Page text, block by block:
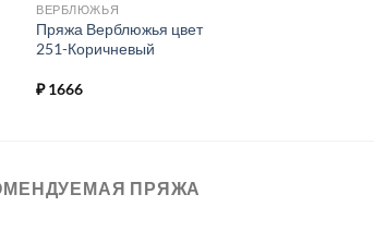
ВЕРБЛЮЖЬЯ
Пряжа Верблюжья цвет
251-Коричневый
₽1666
ПРЯЖА